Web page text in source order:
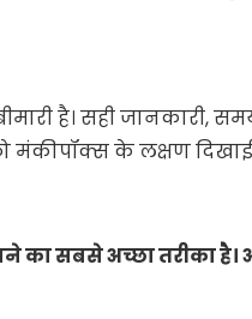
है। सही जानकारी,
मंकीपॉक्स के लक्षण
का सबसे अच्छा तरीका